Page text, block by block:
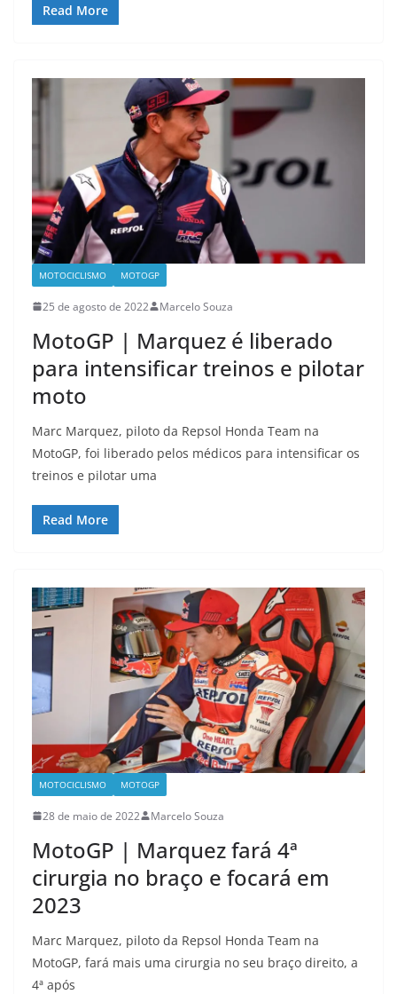
Read More
MOTOCICLISMO MOTOGP
25 de agosto de 2022 Marcelo Souza
MotoGP | Marquez é liberado
para intensificar treinos e pilotar
moto
Marc Marquez, piloto da Repsol Honda Team na
MotoGP, foi liberado pelos médicos para intensificar os
treinos e pilotar uma
Read More
MOTOCICLISMO MOTOGP
28 de maio de 2022 Marcelo Souza
MotoGP | Marquez fará 4ª
cirurgia no braço e focará em
2023
Marc Marquez, piloto da Repsol Honda Team na
MotoGP, fará mais uma cirurgia no seu braço direito, a
4ª após